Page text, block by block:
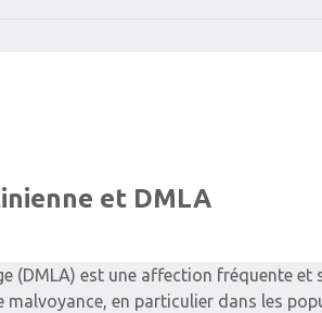
et DMLA
(DMLA) est une affection fréquente et
en particulier dans les